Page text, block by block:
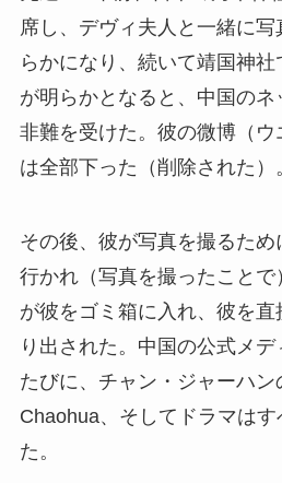
席し、デヴィ夫人と一緒に
らかになり、続いて靖国神社
が明らかとなると、中国の
非難を受けた。彼の微博（ウ
は全部下った（削除された）
その後、彼が写真を撮るた
行かれ（写真を撮ったこと
が彼をゴミ箱に入れ、彼を
り出された。中国の公式メ
たびに、チャン・ジャーハン
Chaohua、そしてドラマは
た。